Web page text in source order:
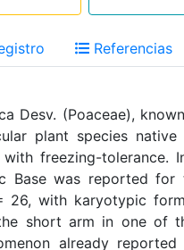
Referencias
Desv. (Poaceae),
plant species
with freezing-
Base was reported
with karyotypic
short arm in one of
already